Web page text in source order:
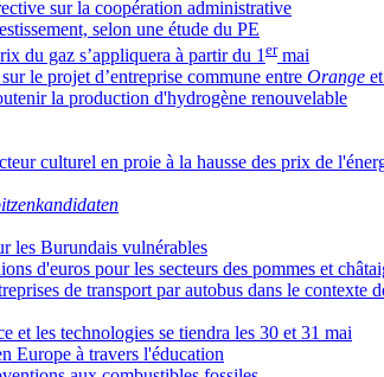
sur la coopération administrative
selon une étude du PE
du gaz s’appliquera à partir du 1 ermai
le projet d’entreprise commune entre Orange et
la production d'hydrogène renouvelable
culturel en proie à la hausse des prix de
les Burundais vulnérables
d'euros pour les secteurs des pommes et
de transport par autobus dans le contexte
les technologies se tiendra les 30 et 31 mai
Europe à travers l'éducation